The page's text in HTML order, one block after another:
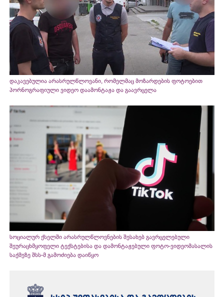
დაკავებულია არასრულწლოვანი, რომელმაც მოზარდების ფოტოებით
პორნოგრაფიული ვიდეო დაამონტაჟა და გაავრცელა
სოციალურ ქსელში არასრულწლოვნების შესახებ გავრცელებული
შეურაცხმყოფელი ტექსტებისა და დამონტაჟებული ფოტო-ვიდეომასალის
საქმეზე შსს-მ გამოძიება დაიწყო